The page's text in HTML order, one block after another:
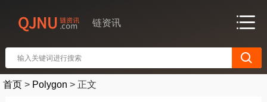
链资讯
首页 > Polygon > 正文